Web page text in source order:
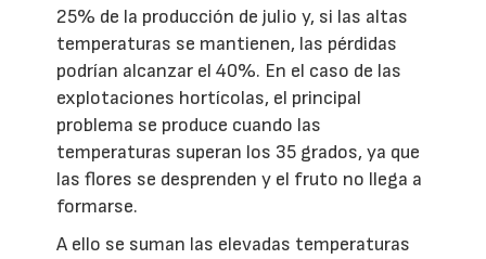
25% de la producción de julio y, si las altas
temperaturas se mantienen, las pérdidas
podrían alcanzar el 40%. En el caso de las
explotaciones hortícolas, el principal
problema se produce cuando las
temperaturas superan los 35 grados, ya que
las flores se desprenden y el fruto no llega a
formarse.
A ello se suman las elevadas temperaturas